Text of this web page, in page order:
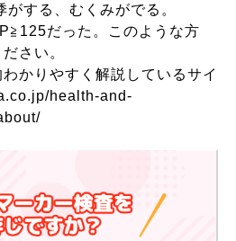
する、むくみがでる。
だった。このような方
さい。
かりやすく解説しているサイ
health-and-